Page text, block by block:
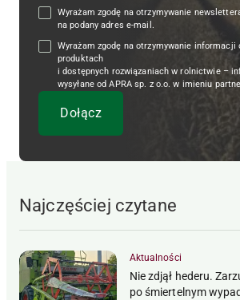
Wyrażam zgodę na otrzymywanie
na podany adres e-mail.
Wyrażam zgodę na otrzymywanie informacji
produktach
i dostępnych rozwiązaniach w rolnictwie –
wysyłane od APRA sp. z o.o. w imieniu
Najczęściej czytane
Aktualności
Nie zdjął hederu.
po śmiertelnym